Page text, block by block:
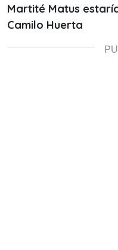
Martité Matus
Camilo Huerta